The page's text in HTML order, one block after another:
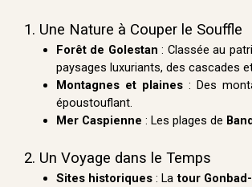
1. Une Nature à Couper le Souffle
Forêt de Golestan : Classée au
paysages luxuriants, des cascades
Montagnes et plaines : Des
époustouflant.
Mer Caspienne : Les plages de
2. Un Voyage dans le Temps
Sites historiques : Latour